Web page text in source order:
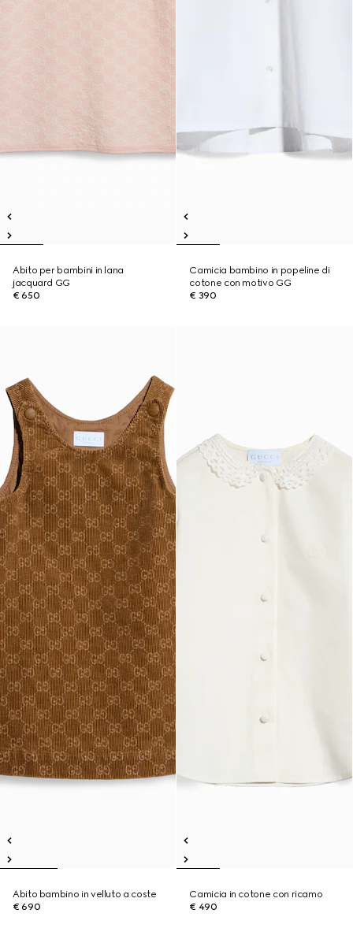
Abito per bambini in lana
jacquard GG
€ 650
Camicia bambino in popeline di
cotone con motivo GG
€ 390
Abito bambino in velluto a coste
€ 690
Camicia in cotone con ricamo
€ 490